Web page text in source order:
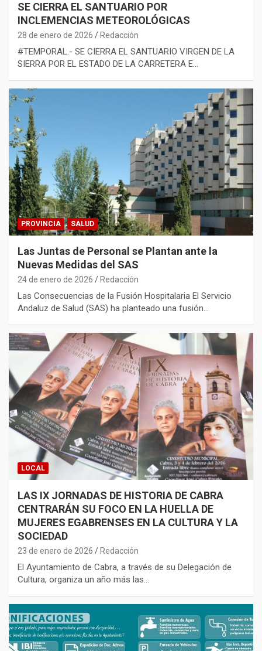
SE CIERRA EL SANTUARIO POR
INCLEMENCIAS METEOROLÓGICAS
28 de enero de 2026 Redacción
#TEMPORAL.- SE CIERRA EL SANTUARIO VIRGEN DE LA
SIERRA POR EL ESTADO DE LA CARRETERA E…
PROVINCIA SALUD
Las Juntas de Personal se Plantan ante la
Nuevas Medidas del SAS
24 de enero de 2026 Redacción
Las Consecuencias de la Fusión Hospitalaria El Servicio
Andaluz de Salud (SAS) ha planteado una fusión…
LOCAL
LAS IX JORNADAS DE HISTORIA DE CABRA
CENTRARÁN SU FOCO EN LA HUELLA DE
MUJERES EGABRENSES EN LA CULTURA Y LA
SOCIEDAD
23 de enero de 2026 Redacción
El Ayuntamiento de Cabra, a través de su Delegación de
Cultura, organiza un año más las…